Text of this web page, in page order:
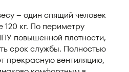
– один спящий человек
120 кг. По периметру
повышенной плотности,
срок службы. Полностью
прекрасную вентиляцию,